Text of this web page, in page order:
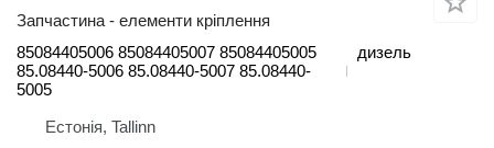
Запчастина - елементи кріплення
85084405006 85084405007 85084405005
85.08440-5006 85.08440-5007 85.08440-
5005
дизель
Естонія, Tallinn